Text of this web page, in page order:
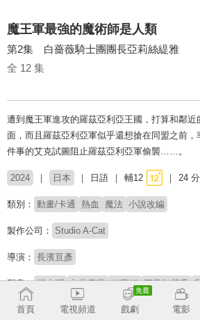
魔王軍最強的魔術師是人類
第2集 白薔薇騎士團團長亞莉絲緹雅
全 12 集
遭到魔王軍進攻的羅茲亞利亞王國，打算和鄰近
面，而且羅茲亞利亞軍似乎還想搶在同盟之前，
件事的艾克試圖阻止羅茲亞利亞軍偷襲……。
2024 日本 日語 輔12 24
類別： 動畫/卡通 熱血 魔法 小說改編
製作公司： Studio A-Cat
導演： 長濱亘彥
配音： 福山潤 立花日菜 伊藤靜 石見舞菜香
原著： 羽田遼亮
首頁 電視頻道 戲劇 電影